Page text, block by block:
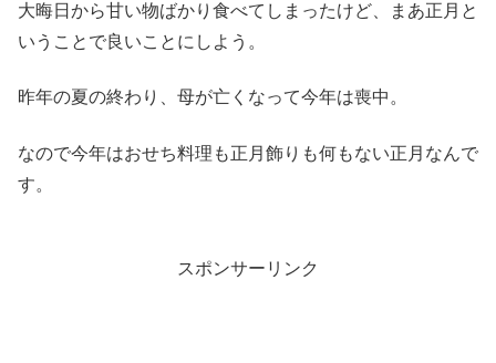
大晦日から甘い物ばかり食べてしまったけど、まあ正月と
いうことで良いことにしよう。
昨年の夏の終わり、母が亡くなって今年は喪中。
なので今年はおせち料理も正月飾りも何もない正月なんで
す。
スポンサーリンク